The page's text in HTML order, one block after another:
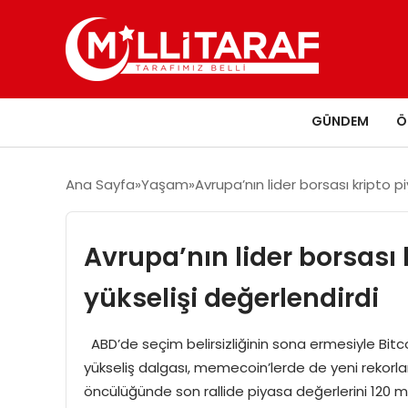
GÜNDEM
Ana Sayfa Yaşam Avrupa’nın lider borsası kripto
Avrupa’nın lider
yükselişi değerlendirdi
ABD’de seçim belirsizliğinin sona ermesiyle
yükseliş dalgası, memecoin’lerde de yeni
öncülüğünde son rallide piyasa değerlerini 120